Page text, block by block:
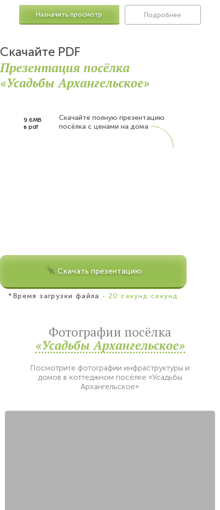
Назначить просмотр Подробнее
Скачайте PDF
Презентация посёлка
«Усадьбы Архангельское»
9.6MB
в pdf
Скачайте полную презентацию
посёлка с ценами на дома
Скачать презентацию
*Время загрузки файла - 20 секунд секунд
Фотографии посёлка
«Усадьбы Архангельское»
Посмотрите фотографии инфраструктуры и
домов в коттеджном посёлке «Усадьбы
Архангельское»